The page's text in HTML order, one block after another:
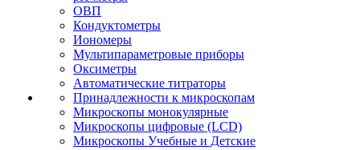
ОВП
Кондуктометры
Иономеры
Мультипараметровые приборы
Оксиметры
Автоматические титраторы
Принадлежности к микроскопам
Микроскопы монокулярные
Микроскопы цифровые (LCD)
Микроскопы Учебные и Детские